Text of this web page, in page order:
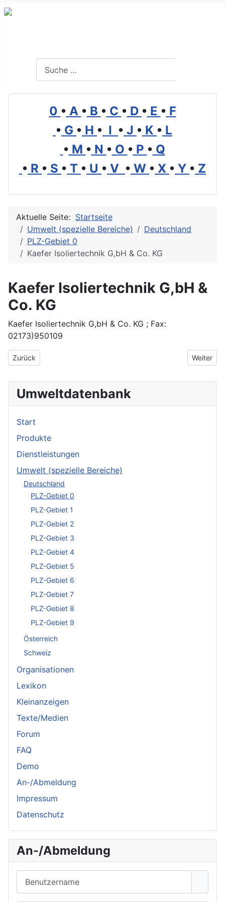
0 • A • B • C • D • E • F
• G • H • I • J • K • L
• M • N • O • P • Q
• R • S • T • U • V • W • X • Y • Z
Aktuelle Seite: Startseite
Umwelt (spezielle Bereiche)
Deutschland
PLZ-Gebiet 0
Kaefer Isoliertechnik G,bH & Co. KG
Kaefer Isoliertechnik G,bH &
Co. KG
Kaefer Isoliertechnik G,bH & Co. KG ; Fax:
02173)950109
Vorheriger Beitrag: Jugend - und Umweltbüro
Zurück Nächster
Weiter
Umweltdatenbank
Start
Produkte
Dienstleistungen
Umwelt (spezielle Bereiche)
Deutschland
PLZ-Gebiet 0
PLZ-Gebiet 1
PLZ-Gebiet 2
PLZ-Gebiet 3
PLZ-Gebiet 4
PLZ-Gebiet 5
PLZ-Gebiet 6
PLZ-Gebiet 7
PLZ-Gebiet 8
PLZ-Gebiet 9
Österreich
Schweiz
Organisationen
Lexikon
Kleinanzeigen
Texte/Medien
Forum
FAQ
Demo
An-/Abmeldung
Impressum
Datenschutz
An-/Abmeldung